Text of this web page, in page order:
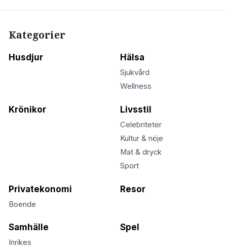
Kategorier
Husdjur Hälsa
Sjukvård
Wellness
Krönikor Livsstil
Celebriteter
Kultur & nöje
Mat & dryck
Sport
Privatekonomi
Boende
Resor
Samhälle
Inrikes
Spel